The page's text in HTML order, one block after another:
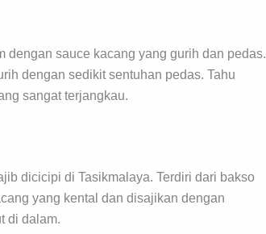
dengan sauce kacang yang gurih dan pedas.
dengan sedikit sentuhan pedas. Tahu
sangat terjangkau.
dicicipi di Tasikmalaya. Terdiri dari bakso
yang kental dan disajikan dengan
di dalam.